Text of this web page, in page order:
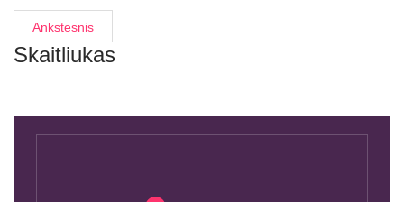
Ankstesnis
Skaitliukas